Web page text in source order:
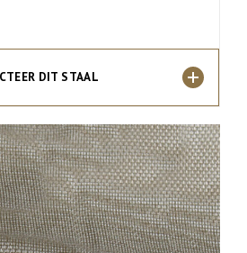
DIT STAAL